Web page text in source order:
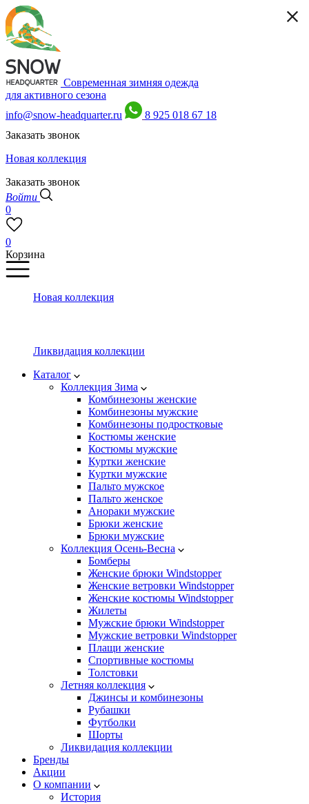
Современная зимняя одежда
для активного сезона
info@snow-headquarter.ru
8 925 018 67 18
Заказать звонок
Новая коллекция
Заказать звонок
Войти
0
0
Корзина
Новая коллекция
Ликвидация коллекции
Каталог
Коллекция Зима
Комбинезоны женские
Комбинезоны мужские
Комбинезоны подростковые
Костюмы женские
Костюмы мужские
Куртки женские
Куртки мужские
Пальто мужское
Пальто женское
Анораки мужские
Брюки женские
Брюки мужские
Коллекция Осень-Весна
Бомберы
Женские брюки Windstopper
Женские ветровки Windstopper
Женские костюмы Windstopper
Жилеты
Мужские брюки Windstopper
Мужские ветровки Windstopper
Плащи женские
Спортивные костюмы
Толстовки
Летняя коллекция
Джинсы и комбинезоны
Рубашки
Футболки
Шорты
Ликвидация коллекции
Бренды
Акции
О компании
История